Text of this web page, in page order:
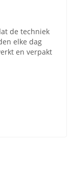
de techniek
elke dag
en verpakt